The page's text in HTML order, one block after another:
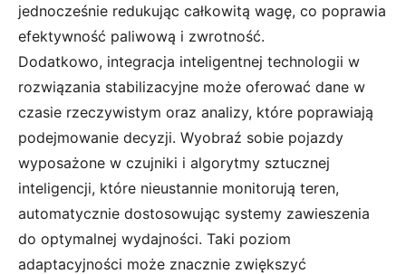
jednocześnie redukując całkowitą wagę, co poprawia
efektywność paliwową i zwrotność.
Dodatkowo, integracja inteligentnej technologii w
rozwiązania stabilizacyjne może oferować dane w
czasie rzeczywistym oraz analizy, które poprawiają
podejmowanie decyzji. Wyobraź sobie pojazdy
wyposażone w czujniki i algorytmy sztucznej
inteligencji, które nieustannie monitorują teren,
automatycznie dostosowując systemy zawieszenia
do optymalnej wydajności. Taki poziom
adaptacyjności może znacznie zwiększyć